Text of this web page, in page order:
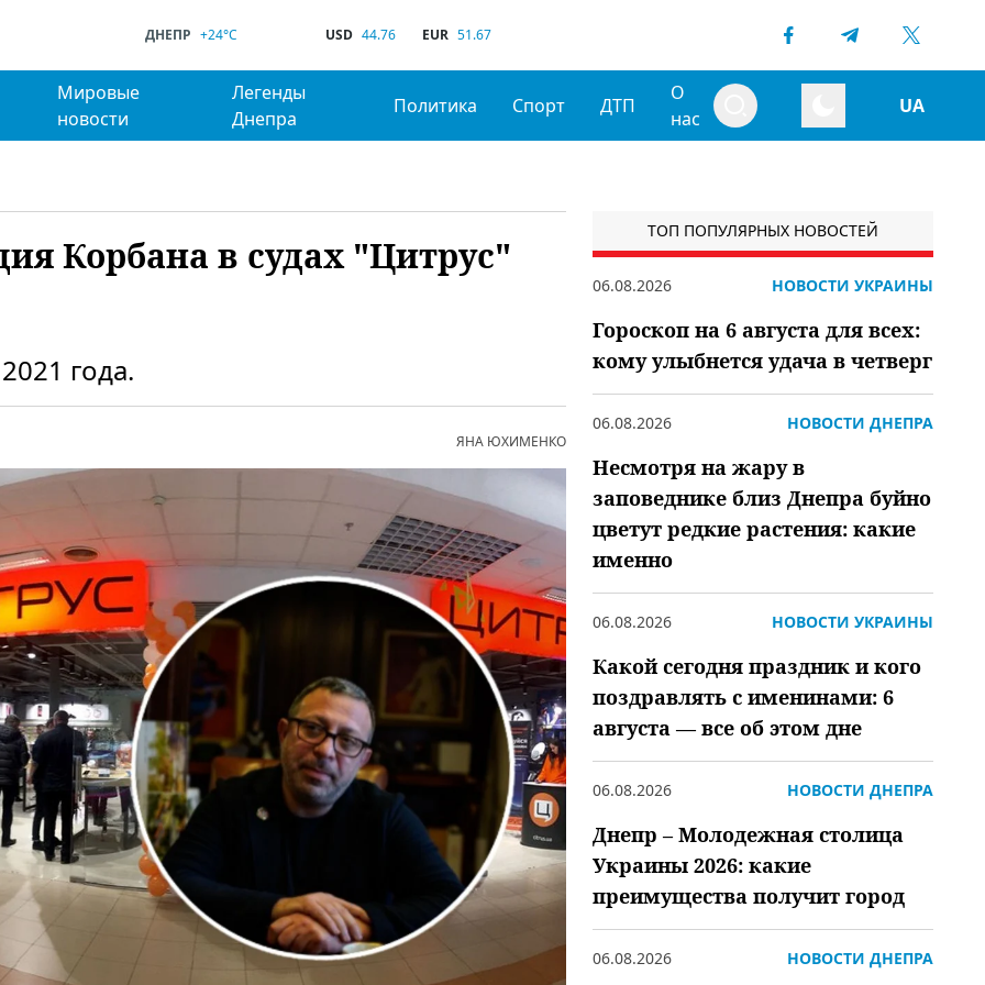
ДНЕПР +24°C USD 44.76 EUR 51.67
Мировые
новости
Легенды
Днепра
Политика Спорт ДТП
О
нас
UA
Корбана в судах "Цитрус"
года.
ЯНА ЮХИМЕНКО
ТОП ПОПУЛЯРНЫХ НОВОСТЕЙ
06.08.2026 НОВОСТИ УКРАИНЫ
Гороскоп на 6 августа для всех:
кому улыбнется удача в четверг
06.08.2026 НОВОСТИ ДНЕПРА
Несмотря на жару в
заповеднике близ Днепра буйно
цветут редкие растения: какие
именно
06.08.2026 НОВОСТИ УКРАИНЫ
Какой сегодня праздник и кого
поздравлять с именинами: 6
августа — все об этом дне
06.08.2026 НОВОСТИ ДНЕПРА
Днепр – Молодежная столица
Украины 2026: какие
преимущества получит город
06.08.2026 НОВОСТИ ДНЕПРА